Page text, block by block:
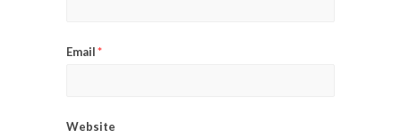
Email*
Website